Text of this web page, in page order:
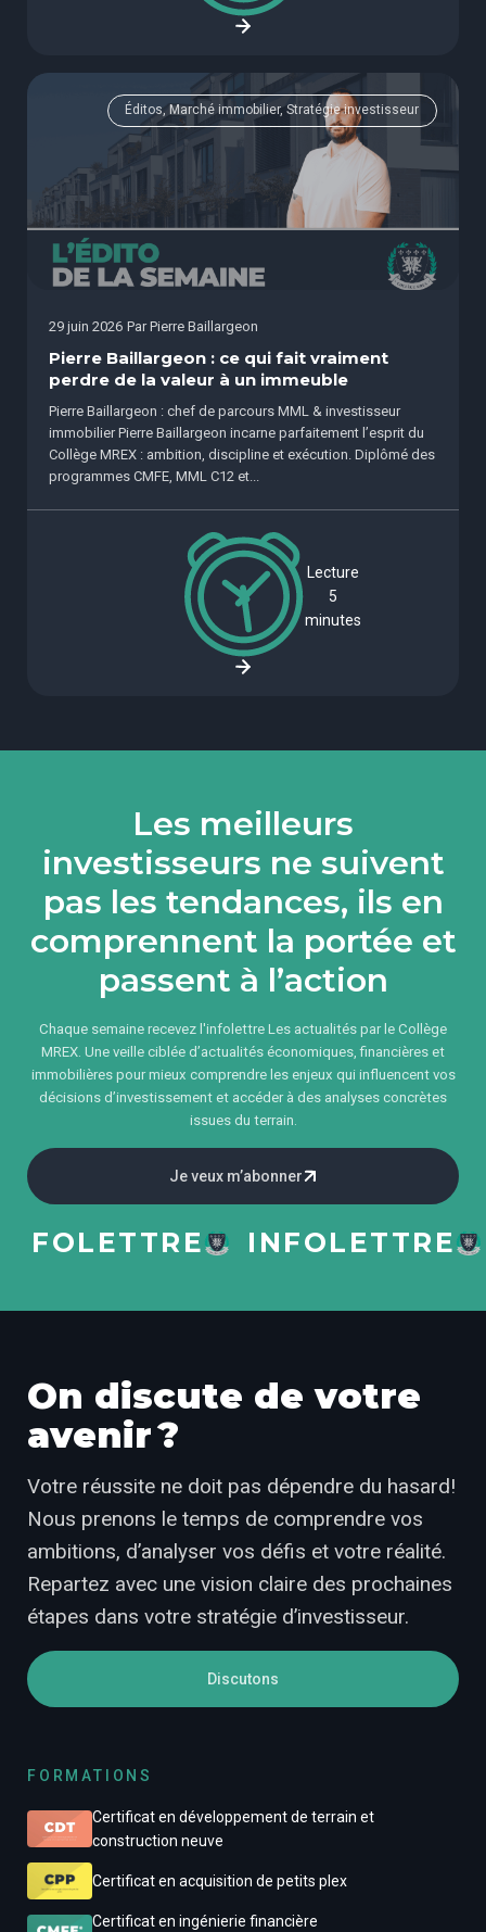
Éditos, Marché immobilier, Stratégie investisseur
29 juin 2026 Par Pierre Baillargeon
Pierre Baillargeon : ce qui fait vraiment
perdre de la valeur à un immeuble
Pierre Baillargeon : chef de parcours MML & investisseur
immobilier Pierre Baillargeon incarne parfaitement l’esprit du
Collège MREX : ambition, discipline et exécution. Diplômé des
programmes CMFE, MML C12 et...
Lecture
5
minutes
Les meilleurs
investisseurs ne suivent
pas les tendances, ils en
comprennent la portée et
passent à l’action
Chaque semaine recevez l'infolettre Les actualités par le Collège
MREX. Une veille ciblée d’actualités économiques, financières et
immobilières pour mieux comprendre les enjeux qui influencent vos
décisions d’investissement et accéder à des analyses concrètes
issues du terrain.
Je veux m’abonner
INFOLETTRE
On discute de votre
avenir ?
Votre réussite ne doit pas dépendre du hasard!
Nous prenons le temps de comprendre vos
ambitions, d’analyser vos défis et votre réalité.
Repartez avec une vision claire des prochaines
étapes dans votre stratégie d’investisseur.
Discutons
FORMATIONS
Certificat en développement de terrain et
construction neuve
Certificat en acquisition de petits plex
Certificat en ingénierie financière